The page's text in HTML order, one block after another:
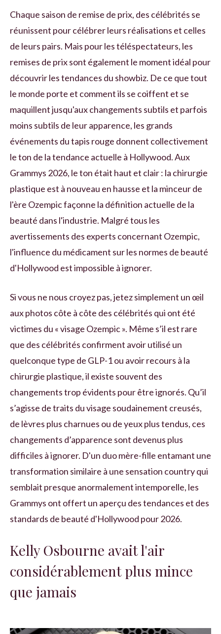
Chaque saison de remise de prix, des célébrités se
réunissent pour célébrer leurs réalisations et celles
de leurs pairs. Mais pour les téléspectateurs, les
remises de prix sont également le moment idéal pour
découvrir les tendances du showbiz. De ce que tout
le monde porte et comment ils se coiffent et se
maquillent jusqu'aux changements subtils et parfois
moins subtils de leur apparence, les grands
événements du tapis rouge donnent collectivement
le ton de la tendance actuelle à Hollywood. Aux
Grammys 2026, le ton était haut et clair : la chirurgie
plastique est à nouveau en hausse et la minceur de
l'ère Ozempic façonne la définition actuelle de la
beauté dans l'industrie. Malgré tous les
avertissements des experts concernant Ozempic,
l'influence du médicament sur les normes de beauté
d'Hollywood est impossible à ignorer.
Si vous ne nous croyez pas, jetez simplement un œil
aux photos côte à côte des célébrités qui ont été
victimes du « visage Ozempic ». Même s’il est rare
que des célébrités confirment avoir utilisé un
quelconque type de GLP-1 ou avoir recours à la
chirurgie plastique, il existe souvent des
changements trop évidents pour être ignorés. Qu’il
s’agisse de traits du visage soudainement creusés,
de lèvres plus charnues ou de yeux plus tendus, ces
changements d’apparence sont devenus plus
difficiles à ignorer. D'un duo mère-fille entamant une
transformation similaire à une sensation country qui
semblait presque anormalement intemporelle, les
Grammys ont offert un aperçu des tendances et des
standards de beauté d'Hollywood pour 2026.
Kelly Osbourne avait l'air
considérablement plus mince
que jamais